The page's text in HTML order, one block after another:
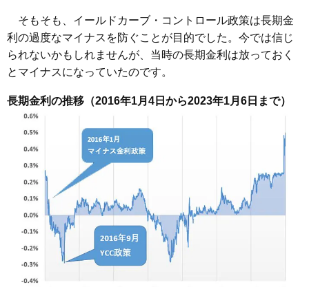
そもそも、イールドカーブ・コントロール政策は長期金
利の過度なマイナスを防ぐことが目的でした。今では信じ
られないかもしれませんが、当時の長期金利は放っておく
とマイナスになっていたのです。
長期金利の推移（2016年1月4日から2023年1月6日まで）